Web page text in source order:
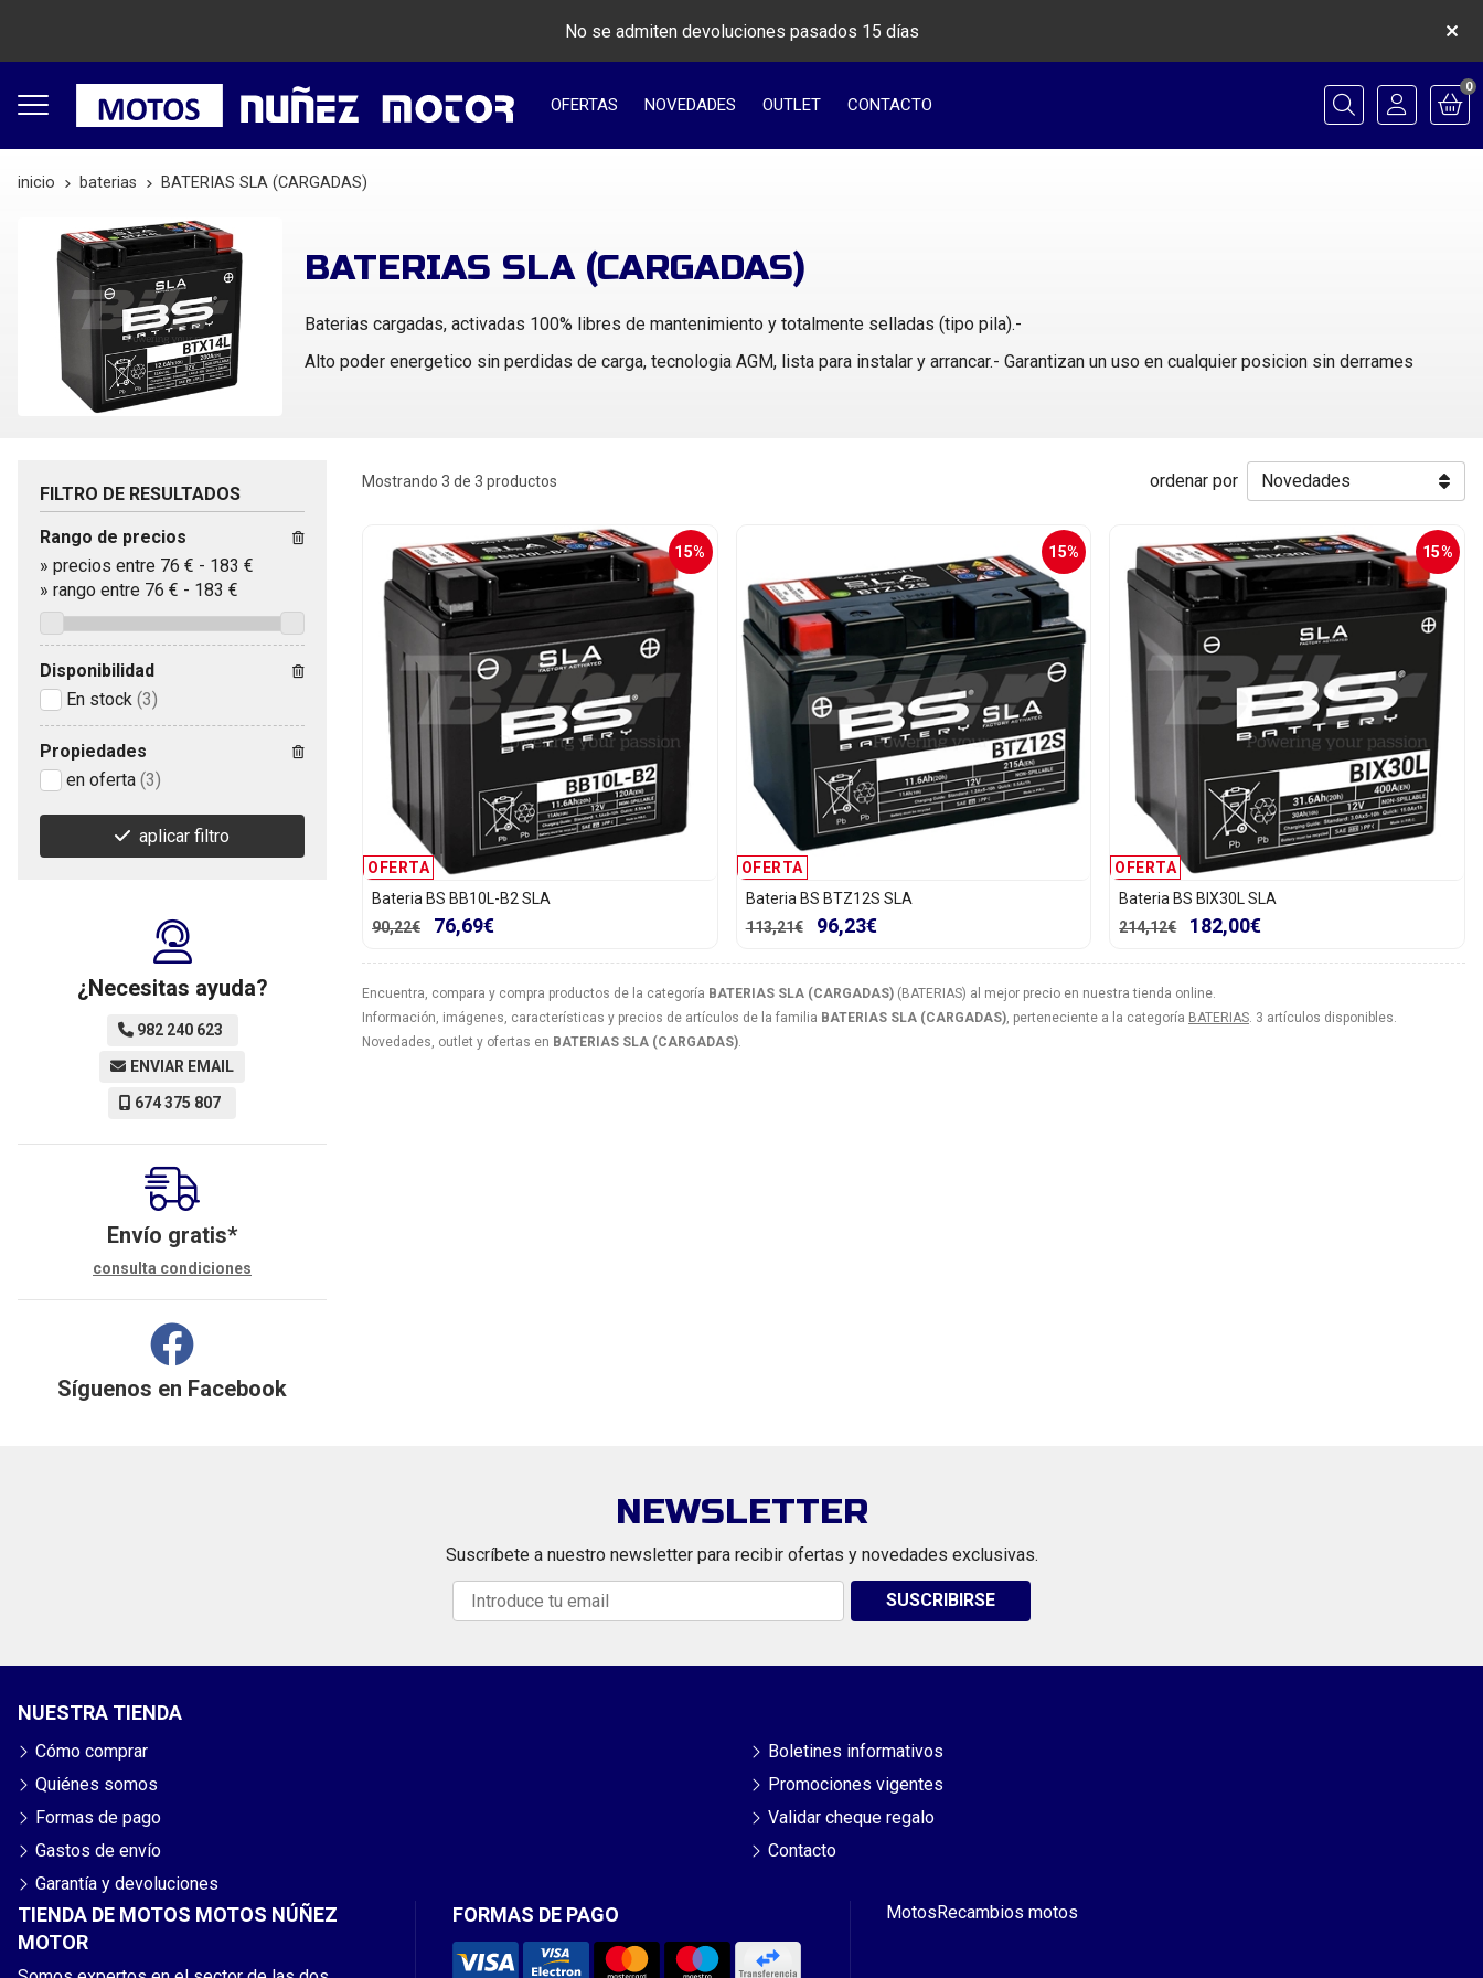
No se admiten devoluciones pasados 15 días
OFERTAS NOVEDADES OUTLET CONTACTO Buscar
0
inicio baterias BATERIAS SLA (CARGADAS)
BATERIAS SLA (CARGADAS)
Baterias cargadas, activadas 100% libres de mantenimiento y totalmente selladas (tipo pila).-
Alto poder energetico sin perdidas de carga, tecnologia AGM, lista para instalar y arrancar.- Garantizan un uso en cualquier posicion sin derrames
Encuentra, compara y compra productos de la categoría BATERIAS SLA (CARGADAS) (BATERIAS) al mejor precio en nuestra tienda online.
Información, imágenes, características y precios de artículos de la familia BATERIAS SLA (CARGADAS) , perteneciente a la categoría BATERIAS . 3 artículos disponibles.
Novedades, outlet y ofertas en BATERIAS SLA (CARGADAS)
Mostrando 3 de 3 productos ordenar por
15%
OFERTA
Bateria BS BB10L-B2 SLA
90,22€
76,69€
15%
OFERTA
Bateria BS BTZ12S SLA
113,21€
96,23€
15%
OFERTA
Bateria BS BIX30L SLA
214,12€
182,00€
FILTRO DE RESULTADOS
Rango de precios
» precios entre 76 € - 183 €
» rango entre 76 € - 183 €
Disponibilidad
En stock (3)
Propiedades
en oferta (3)
aplicar filtro
¿Necesitas ayuda?
982 240 623
ENVIAR EMAIL
674 375 807
Envío gratis*
consulta condiciones
Síguenos en Facebook
NEWSLETTER
Suscríbete a nuestro newsletter para recibir ofertas y novedades exclusivas.
SUSCRIBIRSE
TIENDA DE MOTOS MOTOS NÚÑEZ
MOTOR
FORMAS DE PAGO
NUESTRA TIENDA
Cómo comprar
Quiénes somos
Formas de pago
Gastos de envío
Garantía y devoluciones
Boletines informativos
Promociones vigentes
Validar cheque regalo
Contacto
MotosRecambios motos